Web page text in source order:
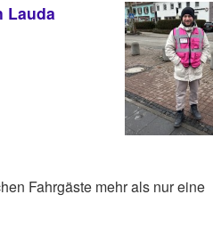
Lauda
Fahrgäste mehr als nur eine